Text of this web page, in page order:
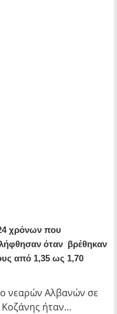
χρόνων που
όταν βρέθηκαν
από 1,35 ως 1,70
νεαρών Αλβανών σε
Κοζάνης ήταν…